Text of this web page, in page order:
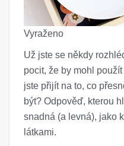
Vyraženo
Už jste se někdy
pocit, že by mohl
jste přijít na to, co
být? Odpověď, kterou
snadná (a levná), jako
látkami.